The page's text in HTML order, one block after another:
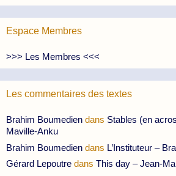
Espace Membres
>>> Les Membres <<<
Les commentaires des textes
Brahim Boumedien dans Stables (en
Maville-Anku
Brahim Boumedien dans L’Instituteur –
Gérard Lepoutre dans This day – Jean-